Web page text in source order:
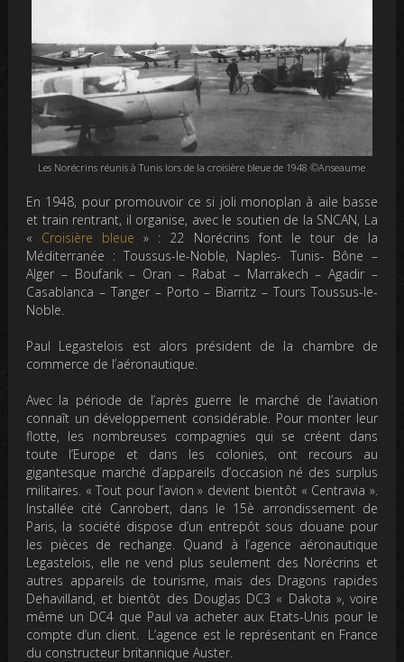
Les Norécrins réunis à Tunis lors de la croisière bleue de 1948 ©Anseaume
En 1948, pour promouvoir ce si joli monoplan à aile basse
et train rentrant, il organise, avec le soutien de la SNCAN, La
« Croisière bleue » : 22 Norécrins font le tour de la
Méditerranée : Toussus-le-Noble, Naples- Tunis- Bône –
Alger – Boufarik – Oran – Rabat – Marrakech – Agadir –
Casablanca – Tanger – Porto – Biarritz – Tours Toussus-le-
Noble.
Paul Legastelois est alors président de la chambre de
commerce de l’aéronautique.
Avec la période de l’après guerre le marché de l’aviation
connaît un développement considérable. Pour monter leur
flotte, les nombreuses compagnies qui se créent dans
toute l’Europe et dans les colonies, ont recours au
gigantesque marché d’appareils d’occasion né des surplus
militaires. « Tout pour l’avion » devient bientôt « Centravia ».
Installée cité Canrobert, dans le 15è arrondissement de
Paris, la société dispose d’un entrepôt sous douane pour
les pièces de rechange. Quand à l’agence aéronautique
Legastelois, elle ne vend plus seulement des Norécrins et
autres appareils de tourisme, mais des Dragons rapides
Dehavilland, et bientôt des Douglas DC3 « Dakota », voire
même un DC4 que Paul va acheter aux Etats-Unis pour le
compte d’un client. L’agence est le représentant en France
du constructeur britannique Auster.